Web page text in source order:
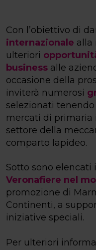
Con l’obiettivo di
internazionale alla
ulteriori
business alle
occasione della
inviterà numerosi
selezionati
mercati di primaria
settore della
comparto lapideo.
Sotto sono elencati i
Veronafiere nel
promozione di
Continenti, a
iniziative speciali.
Per ulteriori